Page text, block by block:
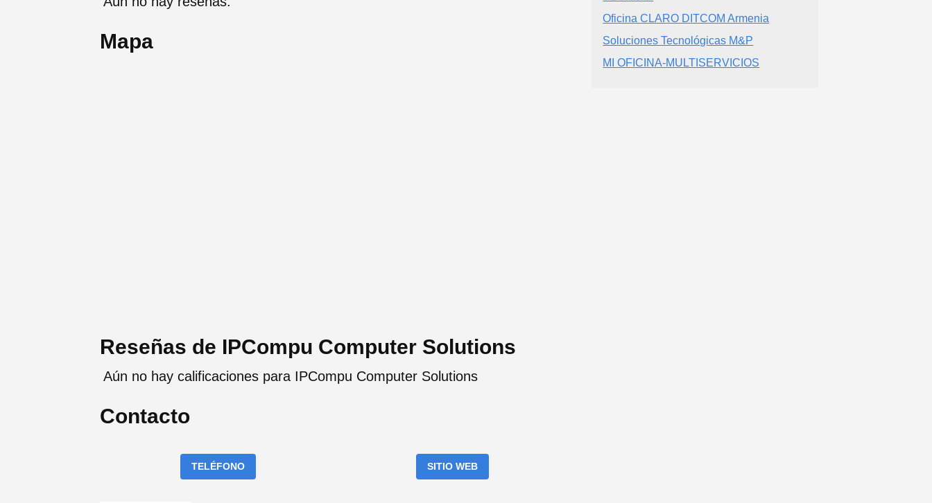
Mapa
Reseñas de IPCompu Computer Solutions
Aún no hay calificaciones para IPCompu Computer Solutions
Contacto
TELÉFONO SITIO WEB
Oficina CLARO DITCOM Armenia
Soluciones Tecnológicas M&P
MI OFICINA-MULTISERVICIOS